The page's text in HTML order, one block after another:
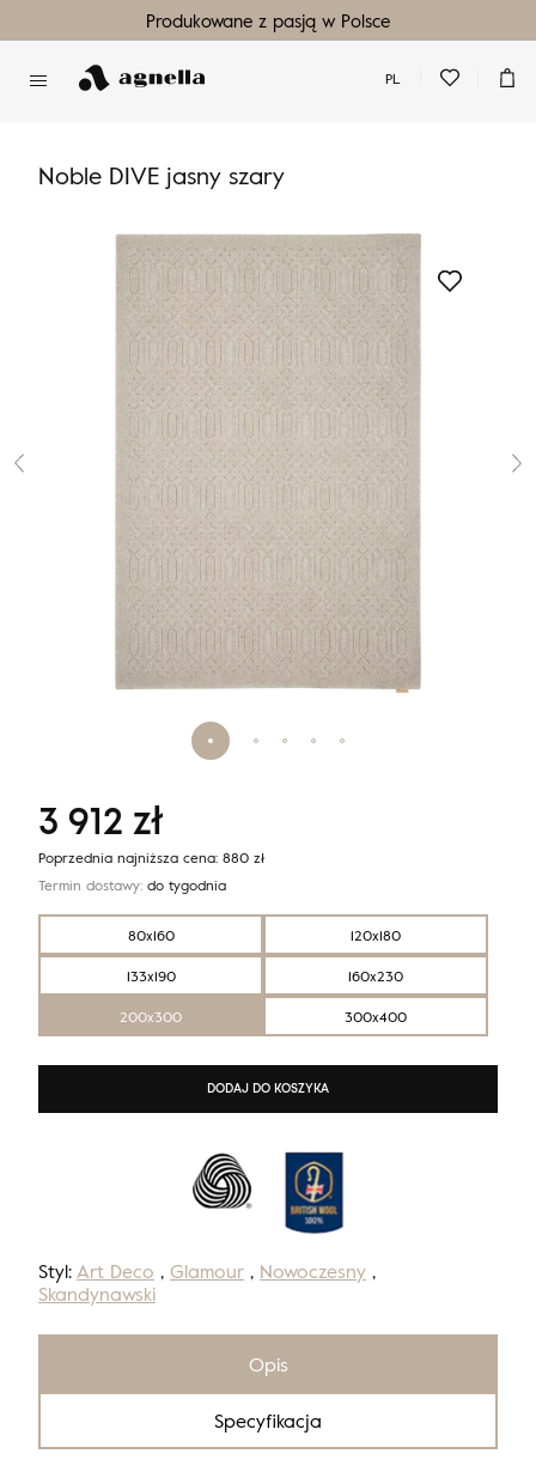
Produkowane z pasją w Polsce
PL
Noble DIVE jasny szary
Styl:Art Deco , Glamour , Nowoczesny ,
Skandynawski
80x160
120x180
133x190
160x230
200x300
300x400
3 912 zł
Poprzednia najniższa cena: 880 zł
Termin dostawy: do tygodnia
DODAJ DO KOSZYKA
Opis
Specyfikacja